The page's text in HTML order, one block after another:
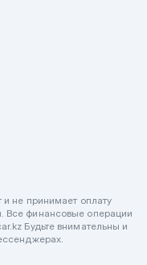
и не принимает оплату
Все финансовые операции
Будьте внимательны и